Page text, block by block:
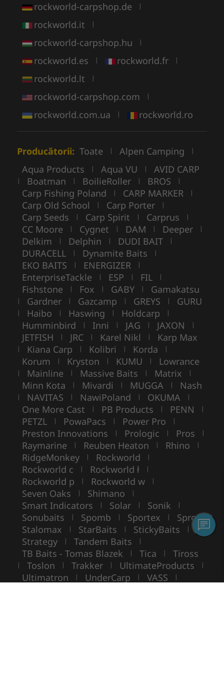
rockworld-carpshop.de |
rockworld.it |
rockworld-carpshop.hu |
rockworld.es | rockworld.fr |
rockworld.lt |
rockworld-carpshop.com |
rockworld.com.ua | rockworld.ro
Producătorii: Toate | Alpen Camping |
Aqua Products | Aqua VU | AVID CARP
| Boatman | BoilieRoller | BROS |
Carp Fishing Poland | CARP MARKER |
Carp Old School | Carp Porter |
Carp Seeds | Carp Spirit | Carprus |
CC Moore | Cygnet | DAM | Deeper |
Delkim | Delphin | DUDI BAIT |
DURACELL | Dynamite Baits |
EKO BAITS | ENERGIZER |
EnterpriseTackle | ESP | FIL |
Fishstone | Fox | GABY | Gamakatsu
| Gardner | Gazcamp | GREYS | GURU
| Haibo | Haswing | Holdcarp |
Humminbird | Inni | JAG | JAXON |
JETFISH | JRC | Karel Nikl | Karp Max
| Kiana Carp | Kolibri | Korda |
Korum | Kryston | KUMU | Lowrance
| Mainline | Massive Baits | Matrix |
Minn Kota | Mivardi | MUGGA | Nash
| NAVITAS | NawiPoland | OKUMA |
One More Cast | PB Products | PENN |
PETZL | PowaPacs | Power Pro |
Preston Innovations | Prologic | Pros |
Raymarine | Reuben Heaton | Rhino |
RidgeMonkey | Rockworld |
Rockworld c | Rockworld ł |
Rockworld p | Rockworld w |
Seven Oaks | Shimano |
Smart Indicators | Solar | Sonik |
Sonubaits | Spomb | Sportex | Spro |
Stalomax | StarBaits | StickyBaits |
Strategy | Tandem Baits |
TB Baits - Tomas Blazek | Tica | Tiross
| Toslon | Trakker | UltimateProducts |
Ultimatron | UnderCarp | VASS |